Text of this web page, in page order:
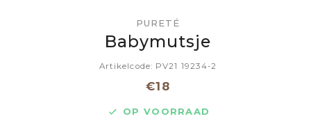
PURETÉ
Babymutsje
Artikelcode: PV21 19234-2
€18
OP VOORRAAD